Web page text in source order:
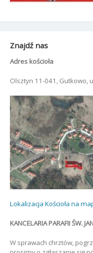
Znajdź nas
Adres kościoła
Olsztyn 11-041, Gutkowo,
Lokalizacja Kościoła na
KANCELARIA PARAFII ŚW.
W sprawach chrztów,